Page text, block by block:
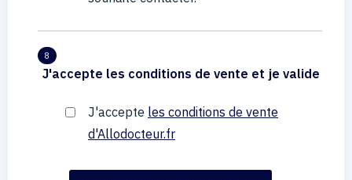
8
J'accepte les conditions de vente et je valide
J'accepte les conditions de vente
d'Allodocteur.fr